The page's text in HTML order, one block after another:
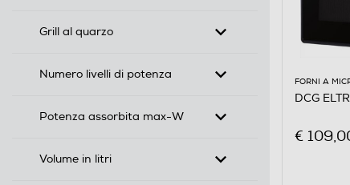
Grill al quarzo
Numero livelli di potenza
Potenza assorbita max-W
Volume in litri
FORNI A
DCG
€